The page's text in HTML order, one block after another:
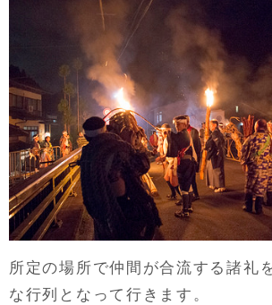
所定の場所で仲間が合流する諸礼
な行列となって行きます。